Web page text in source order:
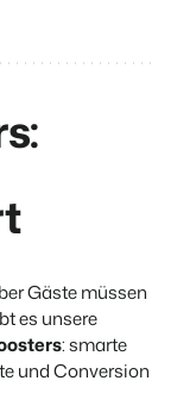
Gäste müssen
es unsere
: smarte
und Conversion